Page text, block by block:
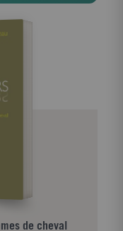
Hoyeau, journaliste
elle-même vécu son
une enquête
comprendre
ont suscité tant de
Un travail
victimes tenues
de cheval